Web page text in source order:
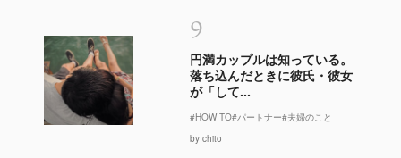
9
円満カップルは知っている。
落ち込んだときに彼氏・彼女
が「して...
#HOW TO#パートナー#夫婦のこと
by chito